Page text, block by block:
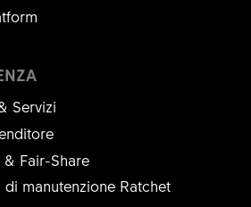
Servizi
& Fair-Share
di manutenzione Ratchet